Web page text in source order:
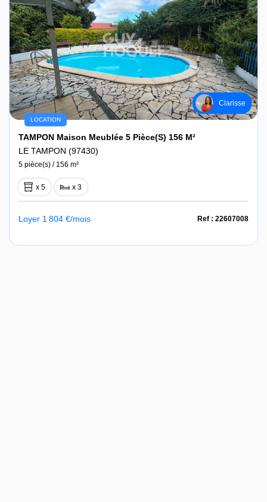
Clarisse
LOCATION
TAMPON Maison Meublée 5 Pièce(s) 156 M²
LE TAMPON (97430)
5 pièce(s) / 156 m²
x 5 x 3
Loyer 1 804 €/mois Ref : 22607008